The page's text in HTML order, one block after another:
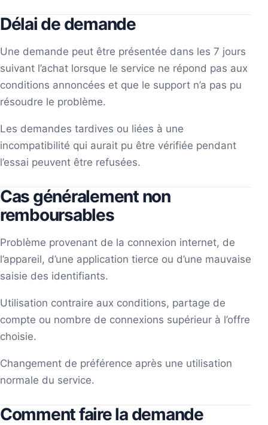
Délai de demande
Une demande peut être présentée dans les 7 jours
suivant l’achat lorsque le service ne répond pas aux
conditions annoncées et que le support n’a pas pu
résoudre le problème.
Les demandes tardives ou liées à une
incompatibilité qui aurait pu être vérifiée pendant
l’essai peuvent être refusées.
Cas généralement non
remboursables
Problème provenant de la connexion internet, de
l’appareil, d’une application tierce ou d’une mauvaise
saisie des identifiants.
Utilisation contraire aux conditions, partage de
compte ou nombre de connexions supérieur à l’offre
choisie.
Changement de préférence après une utilisation
normale du service.
Comment faire la demande